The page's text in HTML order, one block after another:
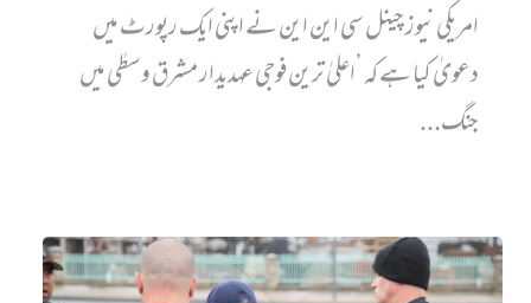
امریکی نیوز چینل سی این این نے اپنی ایک رپورٹ میں‌
دعویٰ کیا ہے کہ ’اعلیٰ ترین فوجی عہدیدار مشرق وسطٰی میں
جنگ...